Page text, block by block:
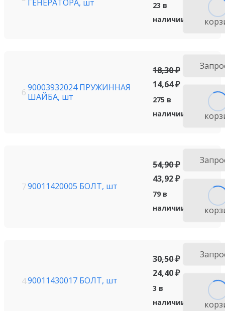
ГЕНЕРАТОРА, шт
23 в
наличии
690003932024 ПРУЖИННАЯ
ШАЙБА, шт
18,30₽
14,64₽
275 в
наличии
790011420005 БОЛТ, шт
54,90₽
43,92₽
79 в
наличии
490011430017 БОЛТ, шт
30,50₽
24,40₽
3 в
наличии